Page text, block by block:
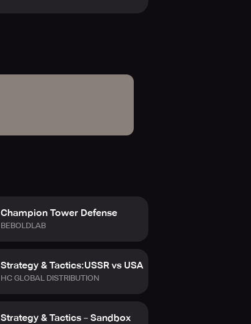
Champion Tower Defense
BEBOLDLAB
Strategy & Tactics:USSR vs USA
HC GLOBAL DISTRIBUTION
Strategy & Tactics－Sandbox